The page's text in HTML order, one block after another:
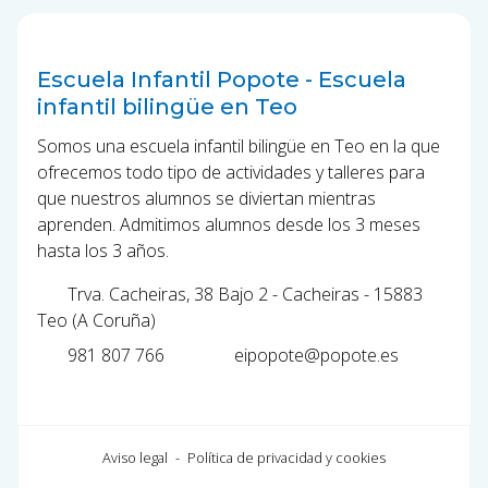
Escuela Infantil Popote - Escuela
infantil bilingüe en Teo
Somos una escuela infantil bilingüe en Teo en la que
ofrecemos todo tipo de actividades y talleres para
que nuestros alumnos se diviertan mientras
aprenden. Admitimos alumnos desde los 3 meses
hasta los 3 años.
Trva. Cacheiras, 38 Bajo 2 - Cacheiras - 15883
Teo (A Coruña)
981 807 766
eipopote@popote.es
Aviso legal - Política de privacidad y cookies